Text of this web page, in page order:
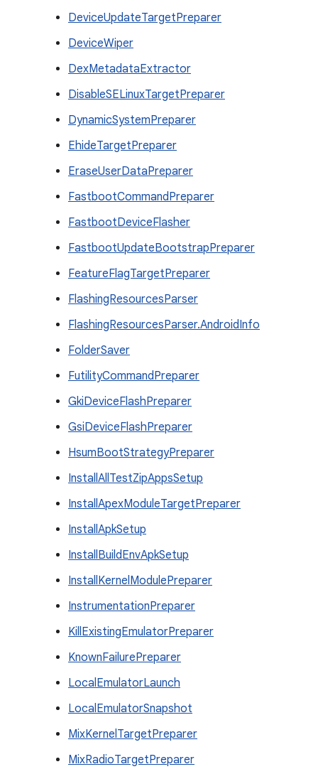
DeviceUpdateTargetPreparer
DeviceWiper
DexMetadataExtractor
DisableSELinuxTargetPreparer
DynamicSystemPreparer
EhideTargetPreparer
EraseUserDataPreparer
FastbootCommandPreparer
FastbootDeviceFlasher
FastbootUpdateBootstrapPreparer
FeatureFlagTargetPreparer
FlashingResourcesParser
FlashingResourcesParser.AndroidInfo
FolderSaver
FutilityCommandPreparer
GkiDeviceFlashPreparer
GsiDeviceFlashPreparer
HsumBootStrategyPreparer
InstallAllTestZipAppsSetup
InstallApexModuleTargetPreparer
InstallApkSetup
InstallBuildEnvApkSetup
InstallKernelModulePreparer
InstrumentationPreparer
KillExistingEmulatorPreparer
KnownFailurePreparer
LocalEmulatorLaunch
LocalEmulatorSnapshot
MixKernelTargetPreparer
MixRadioTargetPreparer